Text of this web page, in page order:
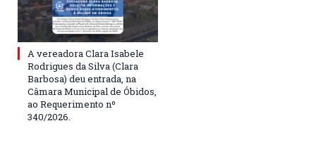
A vereadora Clara Isabele
Rodrigues da Silva (Clara
Barbosa) deu entrada, na
Câmara Municipal de Óbidos,
ao Requerimento nº
340/2026.